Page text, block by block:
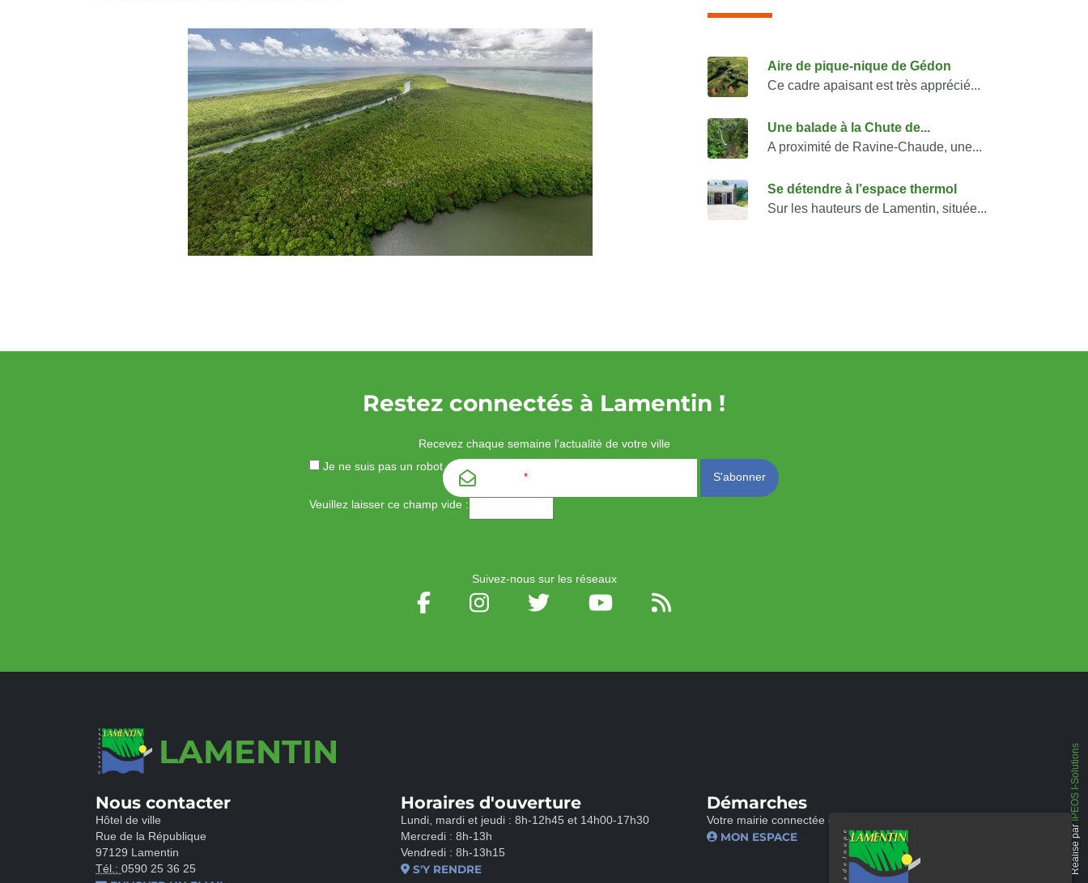
Consulter également
Aire de pique-nique de Gédon
Ce cadre apaisant est très apprécié...
Une balade à la Chute de...
A proximité de Ravine-Chaude, une...
Se détendre à l’espace thermol
Sur les hauteurs de Lamentin, située...
LAMENTIN
Nous contacter
Hôtel de ville
Rue de la République
97129 Lamentin
Tél.: 0590 25 36 25
Horaires d'ouverture
Lundi, mardi et jeudi : 8h-12h45 et 14h00-17h30
Mercredi : 8h-13h
Vendredi : 8h-13h15
S'Y RENDRE
Démarches
Votre mairie connectée et disponible 24/24
MON ESPACE
Restez connectés à Lamentin !
Recevez chaque semaine l'actualité de votre ville
Je ne suis pas un robot
*
Veuillez laisser ce champ vide :
Suivez-nous sur les réseaux
Réalisé par
IPEOS I-Solutions